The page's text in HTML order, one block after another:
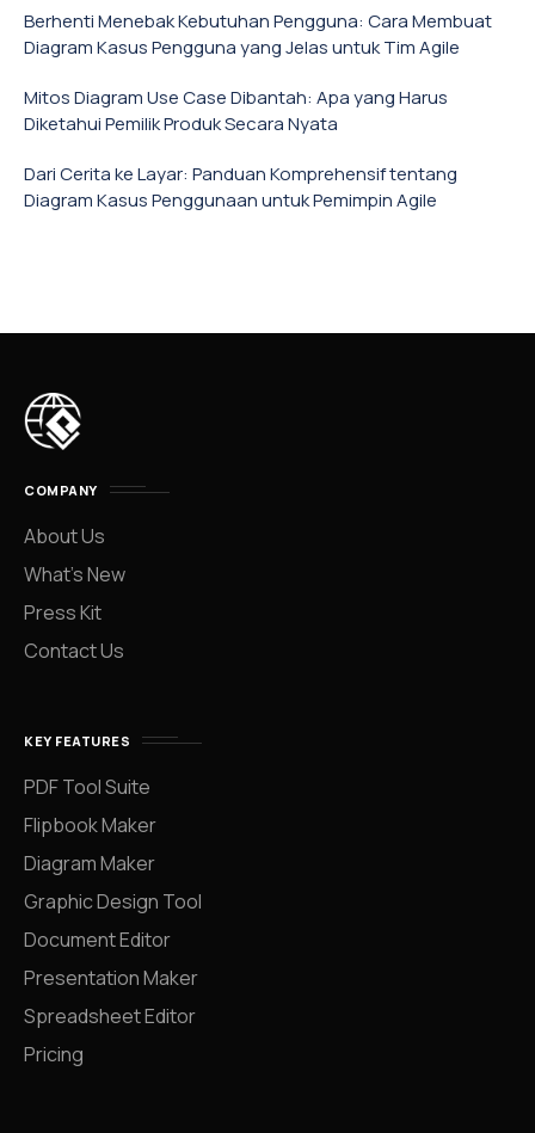
Berhenti Menebak Kebutuhan Pengguna: Cara Membuat
Diagram Kasus Pengguna yang Jelas untuk Tim Agile
Mitos Diagram Use Case Dibantah: Apa yang Harus
Diketahui Pemilik Produk Secara Nyata
Dari Cerita ke Layar: Panduan Komprehensif tentang
Diagram Kasus Penggunaan untuk Pemimpin Agile
COMPANY
About Us
What’s New
Press Kit
Contact Us
KEY FEATURES
PDF Tool Suite
Flipbook Maker
Diagram Maker
Graphic Design Tool
Document Editor
Presentation Maker
Spreadsheet Editor
Pricing